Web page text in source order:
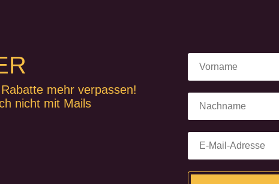
mehr verpassen!
nicht mit Mails